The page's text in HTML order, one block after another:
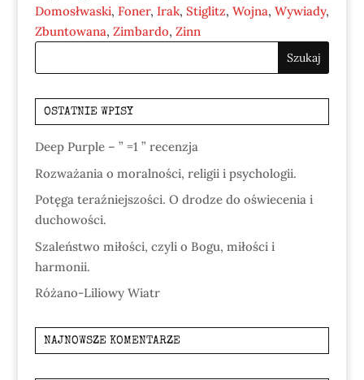
Domosłwaski, Foner, Irak, Stiglitz, Wojna, Wywiady,
Zbuntowana, Zimbardo, Zinn
OSTATNIE WPISY
Deep Purple – ” =1 ” recenzja
Rozważania o moralności, religii i psychologii.
Potęga teraźniejszości. O drodze do oświecenia i
duchowości.
Szaleństwo miłości, czyli o Bogu, miłości i
harmonii.
Różano-Liliowy Wiatr
NAJNOWSZE KOMENTARZE